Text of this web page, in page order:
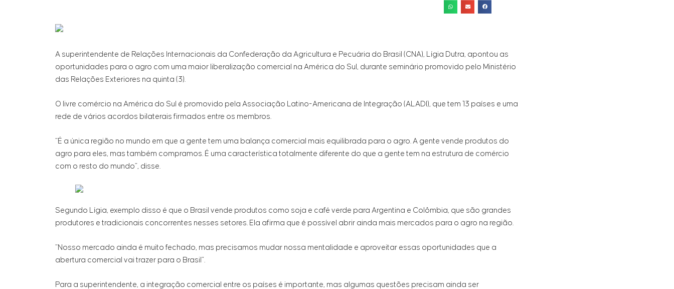
A superintendente de Relações Internacionais da Confederação da Agricultura e Pecuária do Brasil (CNA), Lígia Dutra, apontou as
oportunidades para o agro com uma maior liberalização comercial na América do Sul, durante seminário promovido pelo Ministério
das Relações Exteriores na quinta (3).
O livre comércio na América do Sul é promovido pela Associação Latino-Americana de Integração (ALADI), que tem 13 países e uma
rede de vários acordos bilaterais firmados entre os membros.
“É a única região no mundo em que a gente tem uma balança comercial mais equilibrada para o agro. A gente vende produtos do
agro para eles, mas também compramos. É uma característica totalmente diferente do que a gente tem na estrutura de comércio
com o resto do mundo”, disse.
Segundo Lígia, exemplo disso é que o Brasil vende produtos como soja e café verde para Argentina e Colômbia, que são grandes
produtores e tradicionais concorrentes nesses setores. Ela afirma que é possível abrir ainda mais mercados para o agro na região.
“Nosso mercado ainda é muito fechado, mas precisamos mudar nossa mentalidade e aproveitar essas oportunidades que a
abertura comercial vai trazer para o Brasil”.
Para a superintendente, a integração comercial entre os países é importante, mas algumas questões precisam ainda ser